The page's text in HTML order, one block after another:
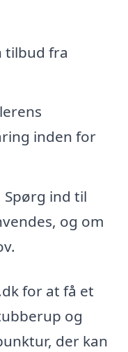
tilbud fra
inden for
ind til
og om
for at få et
og
der kan